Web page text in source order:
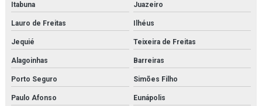
Purgador de condensado
Purgador eletrônico temporizado
Purgador termodinâmico
Purificador para sistema de ar de respiração
Itabuna Juazeiro
Lauro de Freitas Ilhéus
Jequié Teixeira de Freitas
Alagoinhas Barreiras
Porto Seguro Simões Filho
Paulo Afonso Eunápolis